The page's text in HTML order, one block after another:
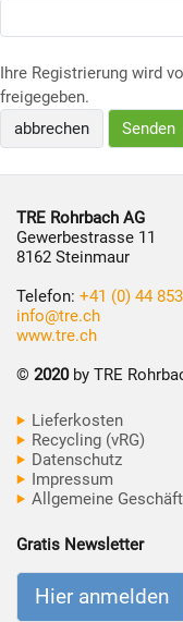
Ihre Registrierung wird
freigegeben.
TRE Rohrbach AG
Gewerbestrasse 11
8162 Steinmaur
Telefon: +41 (0) 44
info@tre.ch
www.tre.ch
© 2020by TRE
Lieferkosten
Recycling (vRG)
Datenschutz
Impressum
Allgemeine
Gratis Newsletter
Hier anmelden